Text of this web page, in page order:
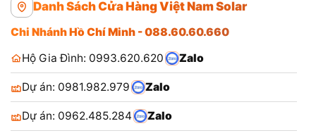
Danh Sách Cửa Hàng Việt Nam Solar
Chi Nhánh Hồ Chí Minh - 088.60.60.660
Hộ Gia Đình: 0993.620.620
Zalo
Dự án: 0981.982.979 Zalo
Dự án: 0962.485.284 Zalo